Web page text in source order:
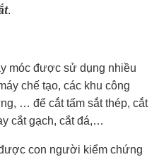
.
móc được sử dụng nhiều
chế tạo, các khu công
… để cắt tấm sắt thép, cắt
cắt gạch, cắt đá,…
con người kiểm chứng